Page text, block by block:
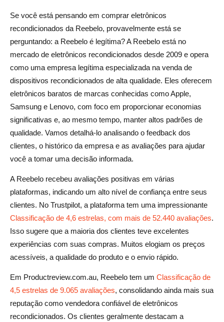
Se você está pensando em comprar eletrônicos
recondicionados da Reebelo, provavelmente está se
perguntando: a Reebelo é legítima? A Reebelo está no
mercado de eletrônicos recondicionados desde 2009 e opera
como uma empresa legítima especializada na venda de
dispositivos recondicionados de alta qualidade. Eles oferecem
eletrônicos baratos de marcas conhecidas como Apple,
Samsung e Lenovo, com foco em proporcionar economias
significativas e, ao mesmo tempo, manter altos padrões de
qualidade. Vamos detalhá-lo analisando o feedback dos
clientes, o histórico da empresa e as avaliações para ajudar
você a tomar uma decisão informada.
A Reebelo recebeu avaliações positivas em várias
plataformas, indicando um alto nível de confiança entre seus
clientes. No Trustpilot, a plataforma tem uma impressionante
Classificação de 4,6 estrelas, com mais de 52.440 avaliações.
Isso sugere que a maioria dos clientes teve excelentes
experiências com suas compras. Muitos elogiam os preços
acessíveis, a qualidade do produto e o envio rápido.
Em Productreview.com.au, Reebelo tem um Classificação de
4,5 estrelas de 9.065 avaliações, consolidando ainda mais sua
reputação como vendedora confiável de eletrônicos
recondicionados. Os clientes geralmente destacam a